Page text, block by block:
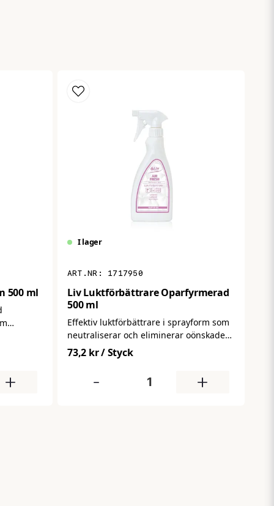
500 ml
+
I lager
1717950
Liv Luktförbättrare Oparfyrmerad
500 ml
Effektiv luktförbättrare i sprayform som
neutraliserar och eliminerar oönskade
lukter på ett enkelt sätt. Ger ett renare,
fräschare inomhusklimat – perfekt för
utrymmen där luften behöver friskas
73,2 kr/ Styck
- +